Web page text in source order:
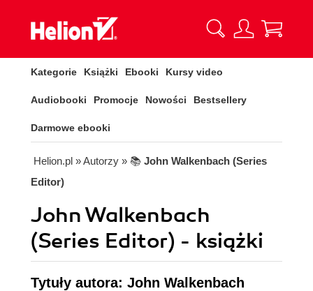
Kategorie Książki Ebooki Kursy video
Audiobooki Promocje Nowości Bestsellery
Darmowe ebooki
Helion.pl » Autorzy » 📚 John Walkenbach (Series
Editor)
John Walkenbach
(Series Editor) - książki
Tytuły autora: John Walkenbach